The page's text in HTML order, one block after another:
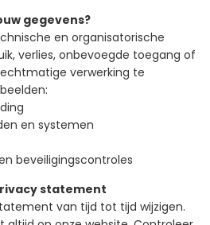
gegevens?
en organisatorische
verlies, onbevoegde toegang of
verwerking te
en systemen
beveiligingscontroles
statement
van tijd tot tijd wijzigen.